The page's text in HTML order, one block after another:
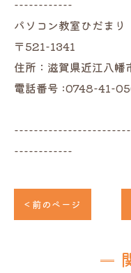
------------
パソコン教室ひだまり
〒521-1341
住所：滋賀県近江八
電話番号 :0748-41-
------------
< 前のページ